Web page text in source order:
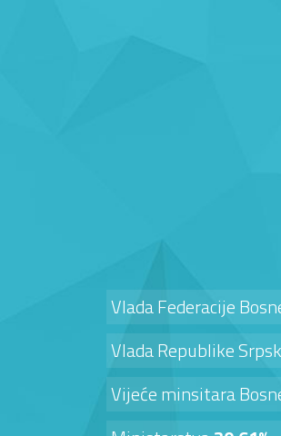
Vlada Federacije
Vlada Republike
Vijeće minsitara